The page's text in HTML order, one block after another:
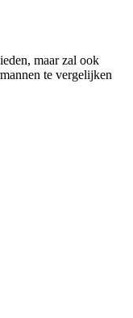
maar zal ook
te vergelijken